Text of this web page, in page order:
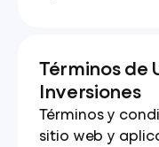
Términos de
Inversiones
Términos y
sitio web y